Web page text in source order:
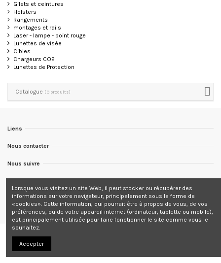
Gilets et ceintures
Holsters
Rangements
montages et rails
Laser - lampe - point rouge
Lunettes de visée
Cibles
Chargeurs CO2
Lunettes de Protection
Catalogue (9 produits)
Liens
Nous contacter
Nous suivre
Tous les prix sont indiqués TTC
© 2012. Tous droits réservés.
Lorsque vous visitez un site Web, il peut stocker ou récupérer des
informations sur votre navigateur, principalement sous la forme de
«cookies». Cette information, qui pourrait être à propos de vous, de vos
préférences, ou de votre appareil internet (ordinateur, tablette ou mobile),
est principalement utilisée pour faire fonctionner le site comme vous le
souhaitez.
Accepter